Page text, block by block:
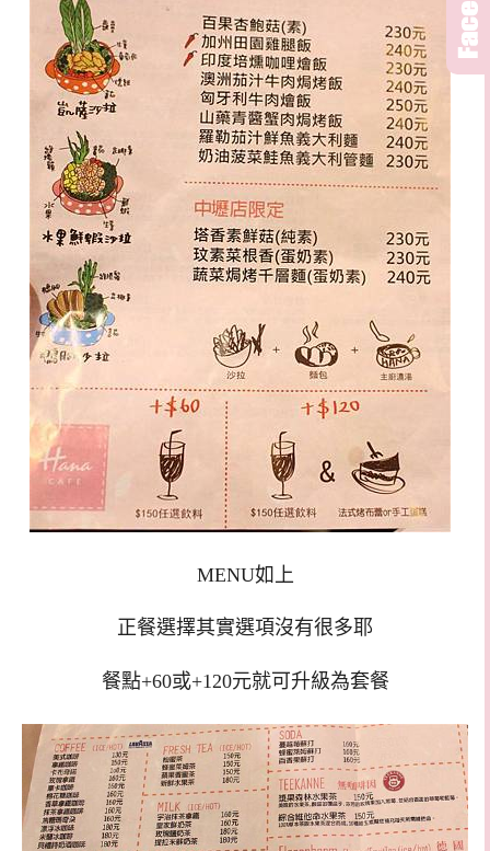
MENU如上
正餐選擇其實選項沒有很多耶
餐點+60或+120元就可升級為套餐